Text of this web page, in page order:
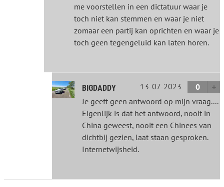
me voorstellen in een dictatuur waar je
toch niet kan stemmen en waar je niet
zomaar een partij kan oprichten en waar je
toch geen tegengeluid kan laten horen.
BIGDADDY 13-07-2023
0
Je geeft geen antwoord op mijn vraag....
Eigenlijk is dat het antwoord, nooit in
China geweest, nooit een Chinees van
dichtbij gezien, laat staan gesproken.
Internetwijsheid.